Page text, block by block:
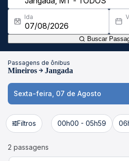
Ida
Buscar
Passagens de ônibus
Mineiros Jangada
Sexta-feira, 07 de Agosto
Filtros 00h00 - 05h59
2 passagens